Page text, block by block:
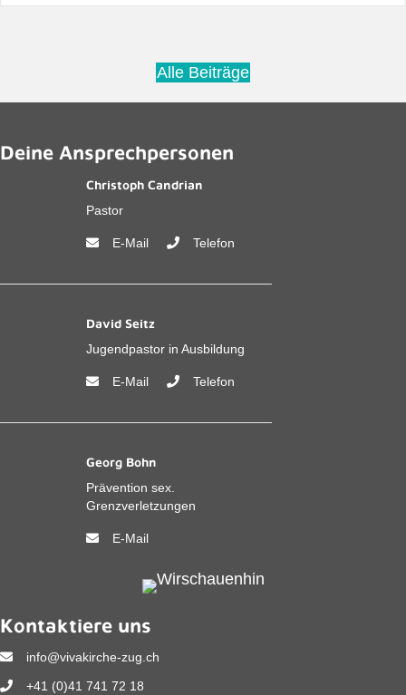
Alle Beiträge
Deine Ansprechpersonen
Christoph Candrian
Pastor
E-Mail Telefon
David Seitz
Jugendpastor in Ausbildung
E-Mail Telefon
Georg Bohn
Prävention sex.
Grenzverletzungen
E-Mail
Kontaktiere uns
info@vivakirche-zug.ch
+41 (0)41 741 72 18